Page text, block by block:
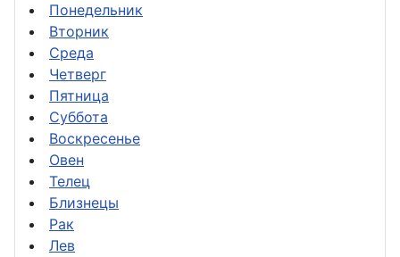
Понедельник
Вторник
Среда
Четверг
Пятница
Суббота
Воскресенье
Овен
Телец
Близнецы
Рак
Лев